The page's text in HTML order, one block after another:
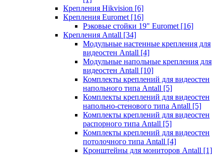
Крепления Hikvision [6]
Крепления Euromet [16]
Рэковые стойки 19" Euromet [16]
Крепления Antall [34]
Модульные настенные крепления для
видеостен Antall [4]
Модульные напольные крепления для
видеостен Antall [10]
Комплекты креплений для видеостен
напольного типа Antall [5]
Комплекты креплений для видеостен
напольно-стенового типа Antall [5]
Комплекты креплений для видеостен
распорного типа Antall [5]
Комплекты креплений для видеостен
потолочного типа Antall [4]
Кронштейны для мониторов Antall [1]